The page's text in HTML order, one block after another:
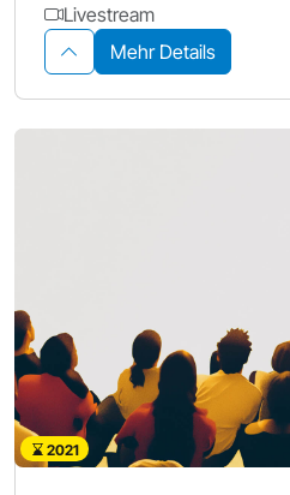
Livestream
Mehr Details
2021